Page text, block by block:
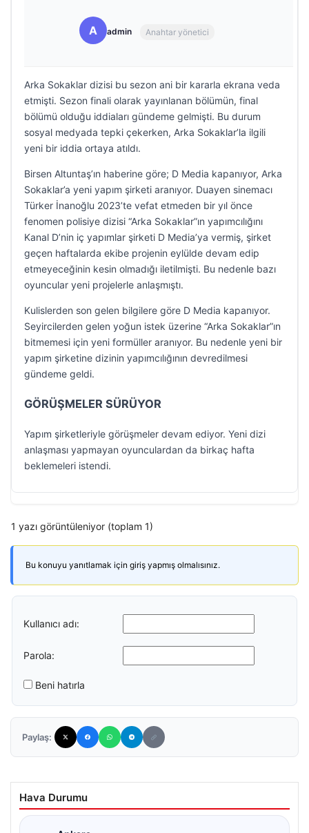
A admin Anahtar yönetici
Arka Sokaklar dizisi bu sezon ani bir kararla ekrana veda
etmişti. Sezon finali olarak yayınlanan bölümün, final
bölümü olduğu iddiaları gündeme gelmişti. Bu durum
sosyal medyada tepki çekerken, Arka Sokaklar’la ilgili
yeni bir iddia ortaya atıldı.
Birsen Altuntaş’ın haberine göre; D Media kapanıyor, Arka
Sokaklar’a yeni yapım şirketi aranıyor. Duayen sinemacı
Türker İnanoğlu 2023’te vefat etmeden bir yıl önce
fenomen polisiye dizisi “Arka Sokaklar”ın yapımcılığını
Kanal D’nin iç yapımlar şirketi D Media’ya vermiş, şirket
geçen haftalarda ekibe projenin eylülde devam edip
etmeyeceğinin kesin olmadığı iletilmişti. Bu nedenle bazı
oyuncular yeni projelerle anlaşmıştı.
Kulislerden son gelen bilgilere göre D Media kapanıyor.
Seyircilerden gelen yoğun istek üzerine “Arka Sokaklar”ın
bitmemesi için yeni formüller aranıyor. Bu nedenle yeni bir
yapım şirketine dizinin yapımcılığının devredilmesi
gündeme geldi.
GÖRÜŞMELER SÜRÜYOR
Yapım şirketleriyle görüşmeler devam ediyor. Yeni dizi
anlaşması yapmayan oyunculardan da birkaç hafta
beklemeleri istendi.
1 yazı görüntüleniyor (toplam 1)
Bu konuyu yanıtlamak için giriş yapmış olmalısınız.
Kullanıcı adı:
Parola:
Beni hatırla
Paylaş:
Hava Durumu